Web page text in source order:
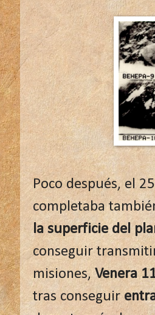
Poco después, el
completaba
la superficie del
conseguir
misiones,Venera
tras conseguir